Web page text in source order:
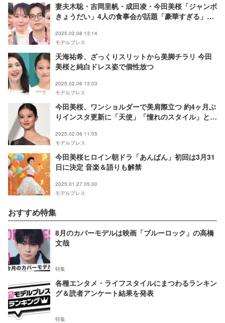
妻夫木聡・吉岡里帆・成田凌・今田美桜「ジャンボ
きょうだい」4人の食事会が話題「豪華すぎる」
2025.02.08 13:14
モデルプレス
天海祐希、ざっくりスリットから美脚チラリ 今田
美桜と純白ドレス姿で個性放つ
2025.02.06 13:03
モデルプレス
今田美桜、ワンショルダーで美肩際立つ 約4ヶ月ぶ
りインスタ更新に「天使」「憧れのスタイル」と反
2025.02.06 11:05
モデルプレス
今田美桜ヒロイン朝ドラ「あんぱん」初回は3月31
日に決定 音楽＆語りも解禁
2025.01.27 05:00
モデルプレス
おすすめ特集
8月のカバーモデルは映画「ブルーロック」の高橋
文哉
特集
各種エンタメ・ライフスタイルにまつわるランキン
グ＆読者アンケート結果を発表
特集